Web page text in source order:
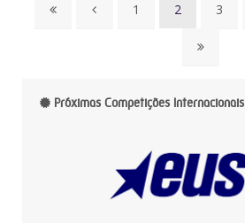
1 2 3
Próximas Competições Internacionais